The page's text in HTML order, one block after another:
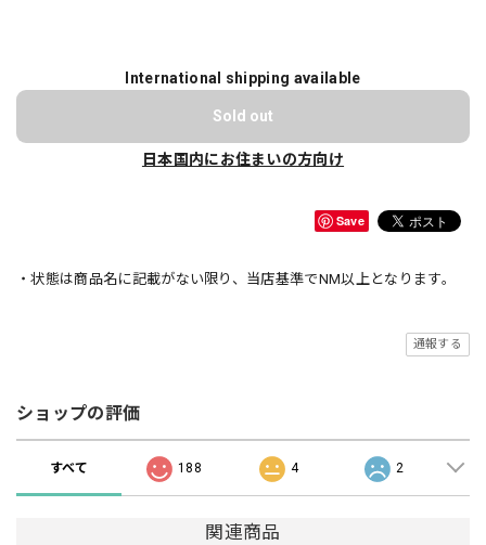
International shipping available
Sold out
日本国内にお住まいの方向け
Save
・状態は商品名に記載がない限り、当店基準でNM以上となります。
通報する
ショップの評価
すべて 188 4 2
関連商品